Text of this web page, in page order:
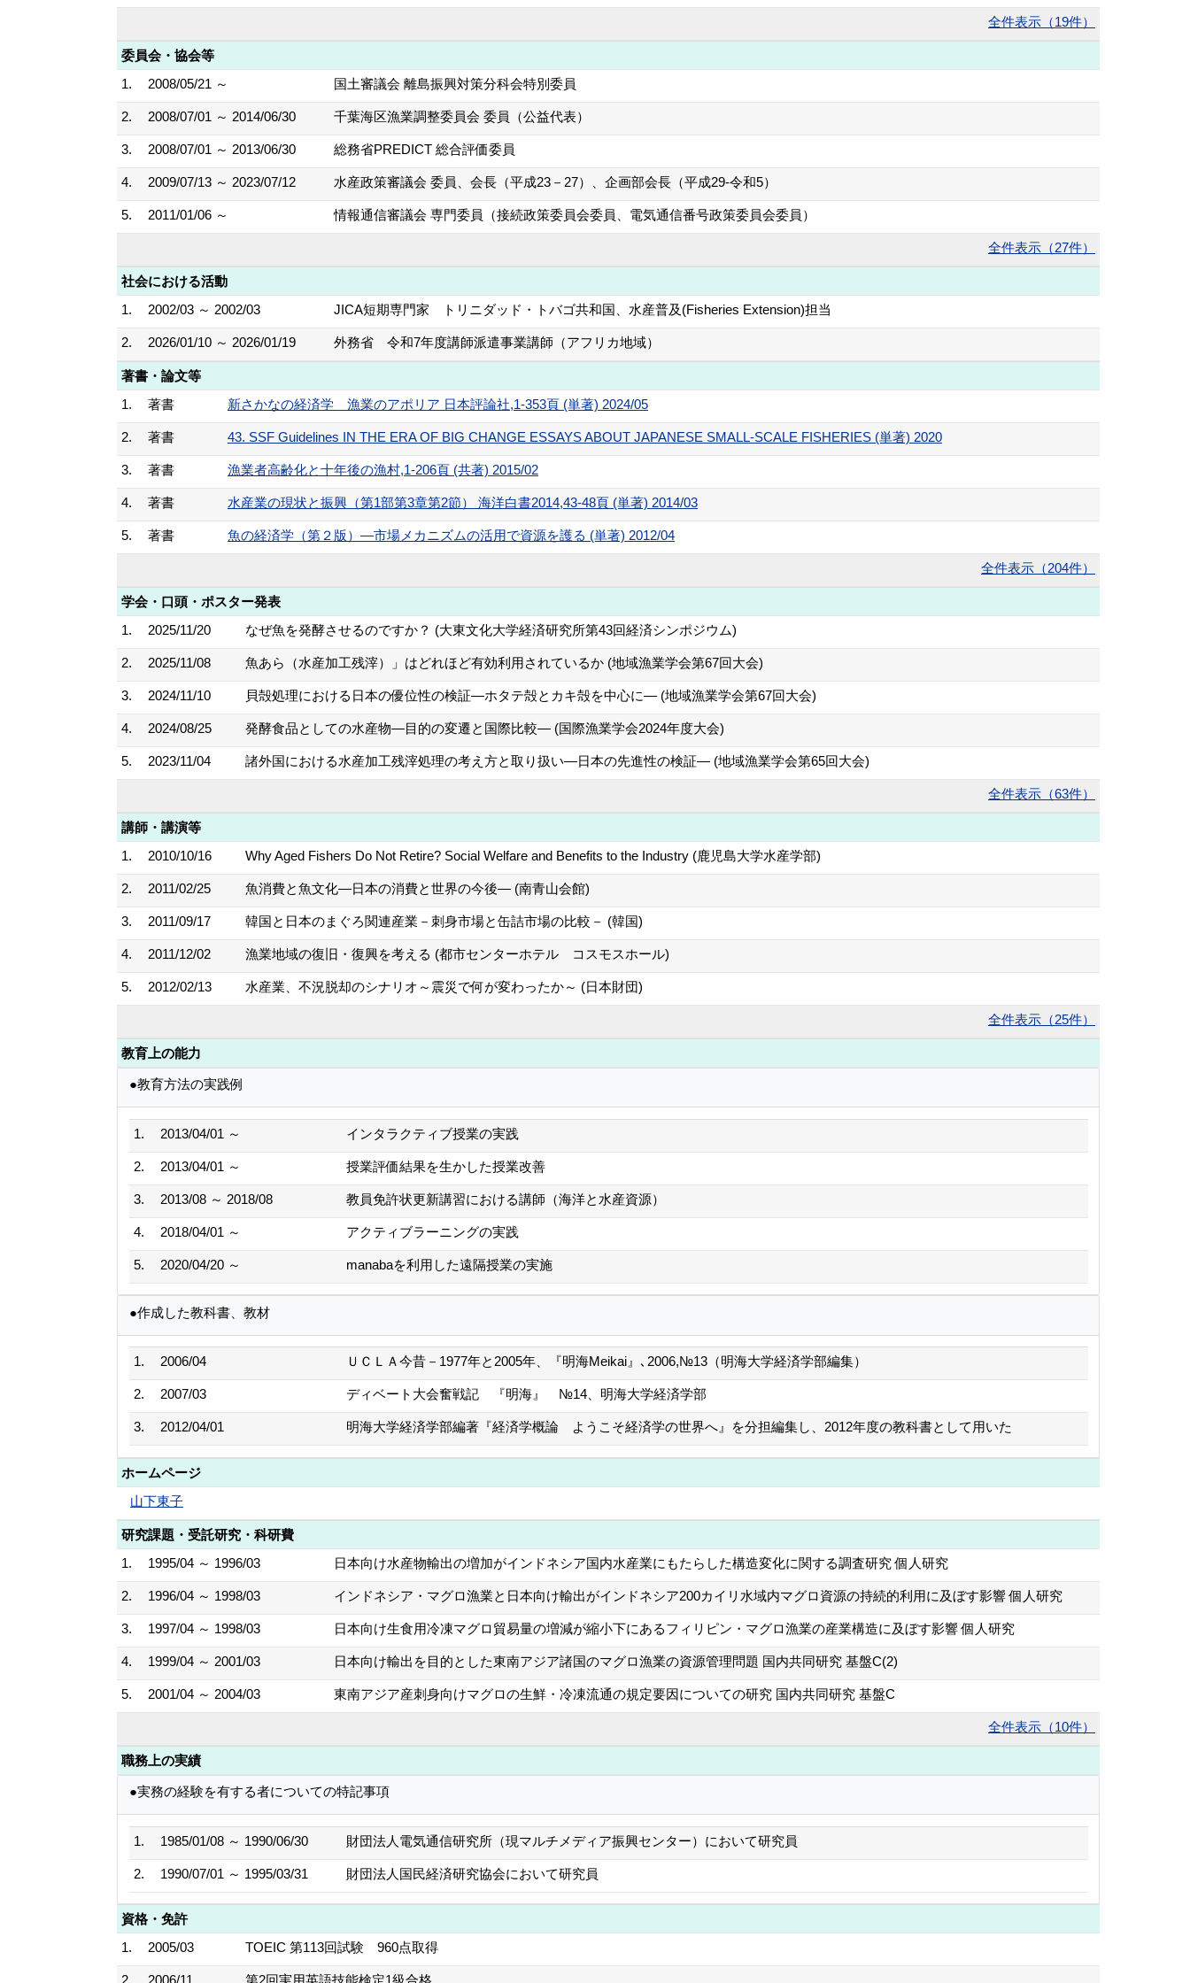
全件表示（19件）
委員会・協会等
1.
2008/05/21 ～ 国土審議会 離島振興対策分科会特別委員
2. 2008/07/01 ～ 2014/06/30 千葉海区漁業調整委員会 委員（公益代表）
3. 2008/07/01 ～ 2013/06/30 総務省PREDICT 総合評価委員
4. 2009/07/13 ～ 2023/07/12 水産政策審議会 委員、会長（平成23－27）、企画部会長（平成29-令和5）
5. 2011/01/06 ～ 情報通信審議会 専門委員（接続政策委員会委員、電気通信番号政策委員会委員）
全件表示（27件）
社会における活動
1.
2002/03 ～ 2002/03 JICA短期専門家 トリニダッド・トバゴ共和国、水産普及(Fisheries Extension)担当
2. 2026/01/10 ～ 2026/01/19 外務省 令和7年度講師派遣事業講師（アフリカ地域）
著書・論文等
1.
著書 新さかなの経済学 漁業のアポリア 日本評論社,1-353頁 (単著) 2024/05
2. 著書 43. SSF Guidelines IN THE ERA OF BIG CHANGE ESSAYS ABOUT JAPANESE SMALL-SCALE FISHERIES (単著) 2020
3. 著書 漁業者高齢化と十年後の漁村,1-206頁 (共著) 2015/02
4. 著書 水産業の現状と振興（第1部第3章第2節） 海洋白書2014,43-48頁 (単著) 2014/03
5. 著書 魚の経済学（第２版）―市場メカニズムの活用で資源を護る (単著) 2012/04
全件表示（204件）
学会・口頭・ポスター発表
1.
2025/11/20 なぜ魚を発酵させるのですか？ (大東文化大学経済研究所第43回経済シンポジウム)
2. 2025/11/08 魚あら（水産加工残滓）」はどれほど有効利用されているか (地域漁業学会第67回大会)
3. 2024/11/10 貝殻処理における日本の優位性の検証―ホタテ殻とカキ殻を中心に― (地域漁業学会第67回大会)
4. 2024/08/25 発酵食品としての水産物―目的の変遷と国際比較― (国際漁業学会2024年度大会)
5. 2023/11/04 諸外国における水産加工残滓処理の考え方と取り扱い―日本の先進性の検証― (地域漁業学会第65回大会)
全件表示（63件）
講師・講演等
1.
2010/10/16 Why Aged Fishers Do Not Retire? Social Welfare and Benefits to the Industry (鹿児島大学水産学部)
2. 2011/02/25 魚消費と魚文化―日本の消費と世界の今後― (南青山会館)
3. 2011/09/17 韓国と日本のまぐろ関連産業－刺身市場と缶詰市場の比較－ (韓国)
4. 2011/12/02 漁業地域の復旧・復興を考える (都市センターホテル コスモスホール)
5. 2012/02/13 水産業、不況脱却のシナリオ～震災で何が変わったか～ (日本財団)
全件表示（25件）
教育上の能力
●教育方法の実践例
1. 2013/04/01 ～ インタラクティブ授業の実践
2. 2013/04/01 ～ 授業評価結果を生かした授業改善
3. 2013/08 ～ 2018/08 教員免許状更新講習における講師（海洋と水産資源）
4. 2018/04/01 ～ アクティブラーニングの実践
5. 2020/04/20 ～ manabaを利用した遠隔授業の実施
●作成した教科書、教材
1. 2006/04 ＵＣＬＡ今昔－1977年と2005年、『明海Meikai』､2006,№13（明海大学経済学部編集）
2. 2007/03 ディベート大会奮戦記 『明海』 №14、明海大学経済学部
3. 2012/04/01 明海大学経済学部編著『経済学概論 ようこそ経済学の世界へ』を分担編集し、2012年度の教科書として用いた
ホームページ
山下東子
研究課題・受託研究・科研費
1.
1995/04 ～ 1996/03 日本向け水産物輸出の増加がインドネシア国内水産業にもたらした構造変化に関する調査研究 個人研究
2. 1996/04 ～ 1998/03 インドネシア・マグロ漁業と日本向け輸出がインドネシア200カイリ水域内マグロ資源の持続的利用に及ぼす影響 個人研究
3. 1997/04 ～ 1998/03 日本向け生食用冷凍マグロ貿易量の増減が縮小下にあるフィリピン・マグロ漁業の産業構造に及ぼす影響 個人研究
4. 1999/04 ～ 2001/03 日本向け輸出を目的とした東南アジア諸国のマグロ漁業の資源管理問題 国内共同研究 基盤C(2)
5. 2001/04 ～ 2004/03 東南アジア産刺身向けマグロの生鮮・冷凍流通の規定要因についての研究 国内共同研究 基盤C
全件表示（10件）
職務上の実績
●実務の経験を有する者についての特記事項
1. 1985/01/08 ～ 1990/06/30 財団法人電気通信研究所（現マルチメディア振興センター）において研究員
2. 1990/07/01 ～ 1995/03/31 財団法人国民経済研究協会において研究員
資格・免許
1.
2005/03 TOEIC 第113回試験 960点取得